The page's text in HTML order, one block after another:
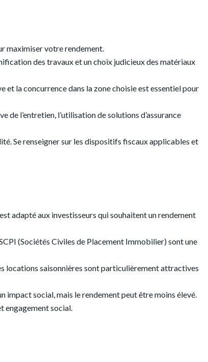
maximiser votre rendement.
des travaux et un choix judicieux des matériaux
et la concurrence dans la zone choisie est essentiel pour
de l’entretien, l’utilisation de solutions d’assurance
Se renseigner sur les dispositifs fiscaux applicables et
adapté aux investisseurs qui souhaitent un rendement
(Sociétés Civiles de Placement Immobilier) sont une
locations saisonnières sont particulièrement attractives
impact social, mais le rendement peut être moins élevé.
engagement social.